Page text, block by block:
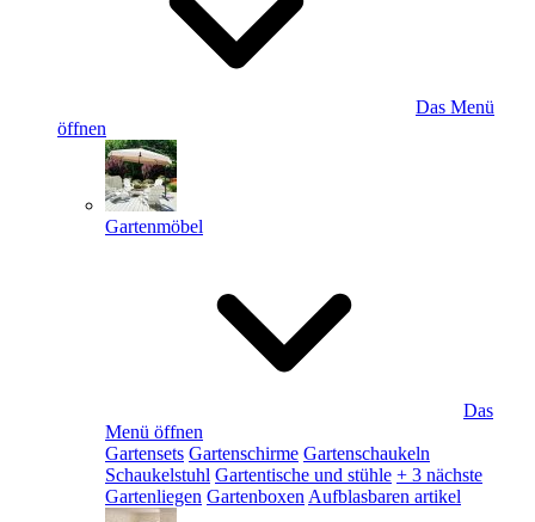
Das Menü
öffnen
Gartenmöbel
Das
Menü öffnen
Gartensets Gartenschirme Gartenschaukeln
Schaukelstuhl Gartentische und stühle + 3 nächste
Gartenliegen Gartenboxen Aufblasbaren artikel